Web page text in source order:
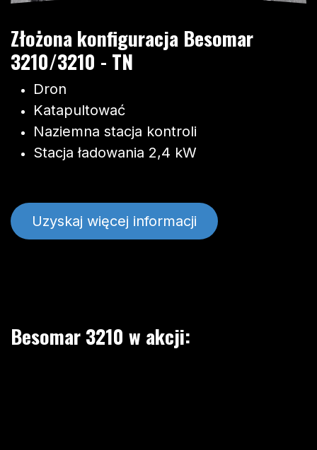
Złożona konfiguracja Besomar
3210/3210 - TN
Dron
Katapultować
Naziemna stacja kontroli
Stacja ładowania 2,4 kW
Uzyskaj więcej informacji
Besomar 3210 w akcji: